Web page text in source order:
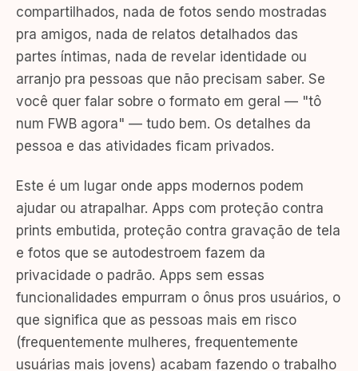
compartilhados, nada de fotos sendo mostradas
pra amigos, nada de relatos detalhados das
partes íntimas, nada de revelar identidade ou
arranjo pra pessoas que não precisam saber. Se
você quer falar sobre o formato em geral — "tô
num FWB agora" — tudo bem. Os detalhes da
pessoa e das atividades ficam privados.
Este é um lugar onde apps modernos podem
ajudar ou atrapalhar. Apps com proteção contra
prints embutida, proteção contra gravação de tela
e fotos que se autodestroem fazem da
privacidade o padrão. Apps sem essas
funcionalidades empurram o ônus pros usuários, o
que significa que as pessoas mais em risco
(frequentemente mulheres, frequentemente
usuárias mais jovens) acabam fazendo o trabalho